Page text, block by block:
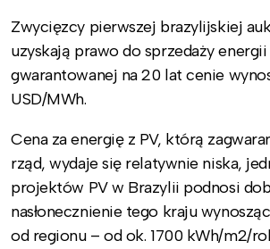
Zwycięzcy pierwszej brazylijskiej
uzyskają prawo do sprzedaży energii
gwarantowanej na 20 lat cenie
USD/MWh.
Cena za energię z PV, którą
rząd, wydaje się relatywnie niska,
projektów PV w Brazylii podnosi
nasłonecznienie tego kraju
od regionu – od ok. 1700 kWh/m2/